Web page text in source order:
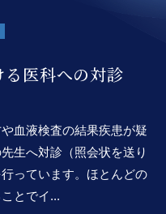
医科への対診
血液検査の結果疾患が疑
生へ対診（照会状を送り
っています。ほとんどの
とでイ...